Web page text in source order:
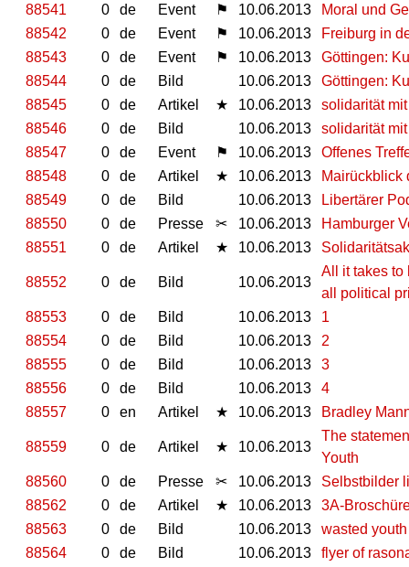
88541
0 de Event ⚑ 10.06.2013
Moral und
88542
0 de Event ⚑ 10.06.2013
Freiburg in
88543
0 de Event ⚑ 10.06.2013
Göttingen:
88544
0 de Bild 10.06.2013
Göttingen:
88545
0 de Artikel ★ 10.06.2013
solidarität
88546
0 de Bild 10.06.2013
solidarität
88547
0 de Event ⚑ 10.06.2013
Offenes
88548
0 de Artikel ★ 10.06.2013
Mairückblick
88549
0 de Bild 10.06.2013
Libertärer
88550
0 de Presse ✂ 10.06.2013
Hamburger
88551
0 de Artikel ★ 10.06.2013
88552 0 de Bild 10.06.2013
All it takes to
all political
88553
0 de Bild 10.06.2013
1
88554
0 de Bild 10.06.2013
2
88555
0 de Bild 10.06.2013
3
88556
0 de Bild 10.06.2013
4
88557
0 en Artikel ★ 10.06.2013 Bradley
88559 0 de Artikel ★ 10.06.2013
The
Youth
88560
0 de Presse ✂ 10.06.2013
Selbstbilder
88562
0 de Artikel ★ 10.06.2013
3A-
88563
0 de Bild 10.06.2013
wasted youth
88564
0 de Bild 10.06.2013
flyer of